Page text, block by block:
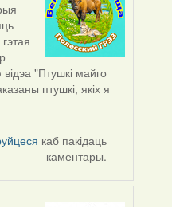
"Птушкі майго
птушкі, якіх я
каб пакідаць
каментары.